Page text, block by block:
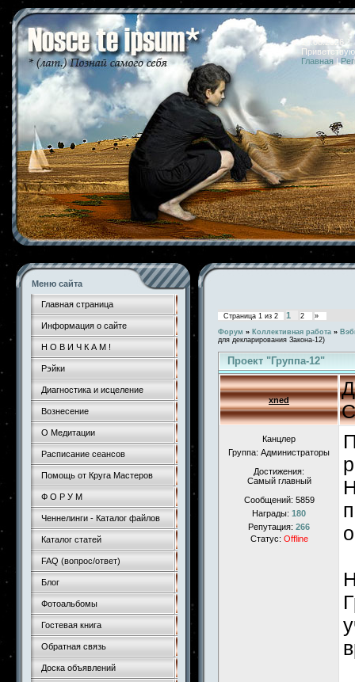
10.08.2026
Главная |
Меню сайта
Главная страница
Информация о сайте
Н О В И Ч К А М !
Рэйки
Диагностика и исцеление
Вознесение
О Медитации
Расписание сеансов
Помощь от Круга Мастеров
Ф О Р У М
Ченнелинги - Каталог файлов
Каталог статей
FAQ (вопрос/ответ)
Блог
Фотоальбомы
Гостевая книга
Обратная связь
Доска объявлений
Страница 1 из 2 1 2
»
Форум » Коллективная работа »
для декларирования Закона-12)
Проект "Группа-12"
xned
Канцлер
Группа: Администраторы
Достижения:
Самый главный
Сообщений: 5859
Награды: 180
Репутация: 266
Статус: Offline